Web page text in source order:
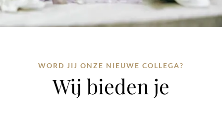
WORD JIJ ONZE NIEUWE COLLEGA?
Wij bieden je